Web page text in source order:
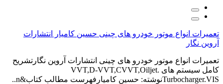
تعمیرات انواع موتور خودرو های چینی حسین کامیار انتشارات
آروین نگار
تعمیرات انواع موتور خودرو های چینی انتشارات آروین نگارتشریح
کامل سیستم های VVT,D-VVT,CVVT,Oiljet.
Turbocharger.VISنوشته: حسین کامیارفهرست مطالب کتاب&n..